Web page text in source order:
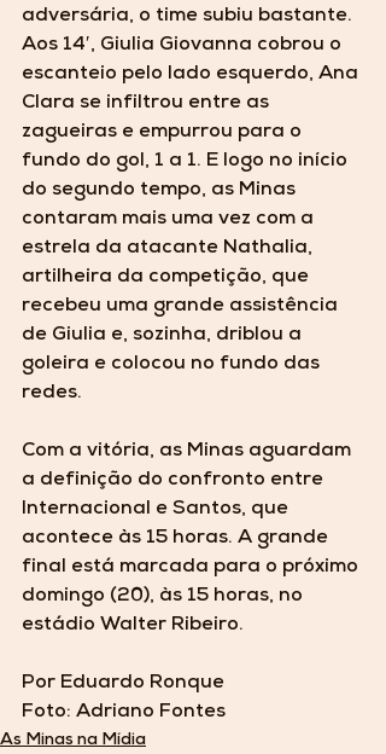
adversária, o time subiu bastante.
Aos 14′, Giulia Giovanna cobrou o
escanteio pelo lado esquerdo, Ana
Clara se infiltrou entre as
zagueiras e empurrou para o
fundo do gol, 1 a 1. E logo no início
do segundo tempo, as Minas
contaram mais uma vez com a
estrela da atacante Nathalia,
artilheira da competição, que
recebeu uma grande assistência
de Giulia e, sozinha, driblou a
goleira e colocou no fundo das
redes.
Com a vitória, as Minas aguardam
a definição do confronto entre
Internacional e Santos, que
acontece às 15 horas. A grande
final está marcada para o próximo
domingo (20), às 15 horas, no
estádio Walter Ribeiro.
Por Eduardo Ronque
Foto: Adriano Fontes
As Minas na Mídia